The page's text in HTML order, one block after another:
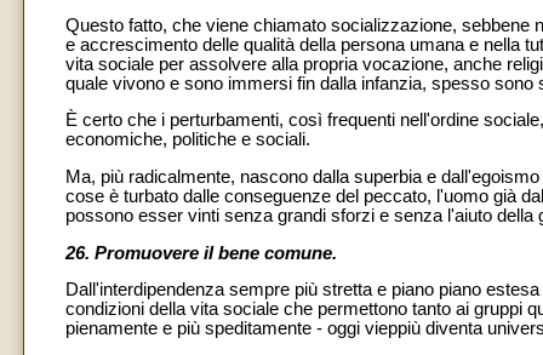
Questo fatto, che viene chiamato socializzazione, sebbene
e accrescimento delle qualità della persona umana e nella
vita sociale per assolvere alla propria vocazione, anche
quale vivono e sono immersi fin dalla infanzia, spesso sono
È certo che i perturbamenti, così frequenti nell'ordine
economiche, politiche e sociali.
Ma, più radicalmente, nascono dalla superbia e
cose è turbato dalle conseguenze del peccato, l'uomo già
possono esser vinti senza grandi sforzi e senza l'aiuto della
26. Promuovere il bene comune.
Dall'interdipendenza sempre più stretta e piano piano
condizioni della vita sociale che permettono tanto ai gruppi
pienamente e più speditamente - oggi vieppiù diventa